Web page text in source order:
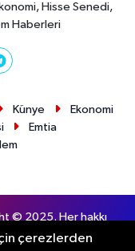
Hisse Senedi,
Haberleri
Künye
Ekonomi
Emtia
© 2025. Her hakkı
çerezlerden